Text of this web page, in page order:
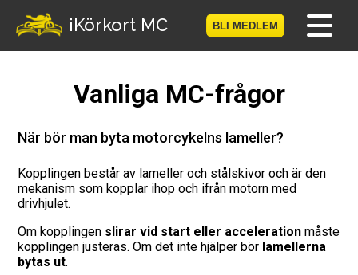
iKörkort MC BLI MEDLEM
Prov
MC-Resan
Vanliga MC-frågor
När bör man byta motorcykelns lameller?
Kopplingen består av lameller och stålskivor och är den
mekanism som kopplar ihop och ifrån motorn med
drivhjulet.
Om kopplingen slirar vid start eller acceleration måste
kopplingen justeras. Om det inte hjälper bör lamellerna
bytas ut.